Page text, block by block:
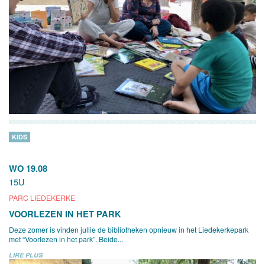
WO 19.08
15U
PARC LIEDEKERKE
KIDS
VOORLEZEN IN HET PARK
Deze zomer is vinden jullie de bibliotheken opnieuw in het Liedekerkepark
met “Voorlezen in het park”. Beide...
LIRE PLUS